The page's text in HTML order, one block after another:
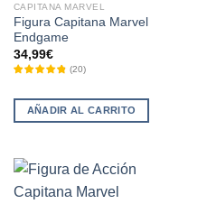
Las
opciones
se
pueden
de
producto
CAPITANA MARVEL
Figura Capitana Marvel
Endgame
34,99€
(20)
AÑADIR AL CARRITO